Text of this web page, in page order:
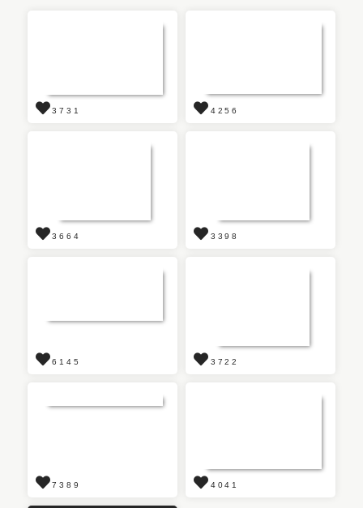
3731 4256
3664 3398
6145 3722
7389 4041